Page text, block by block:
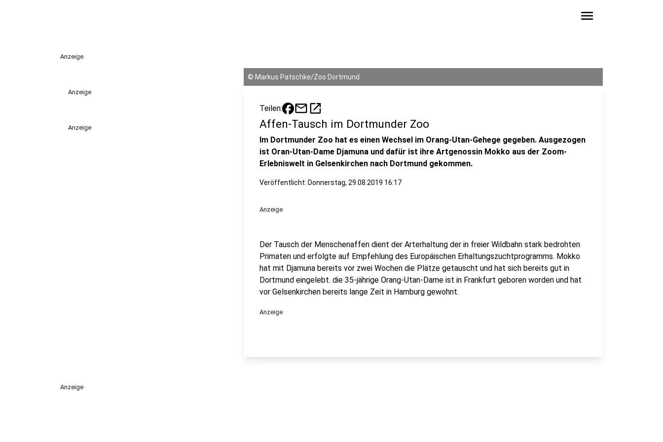
menu
Anzeige
Anzeige
Anzeige
© Markus Patschke/Zoo Dortmund
Teilen: mailopen_in_new
Affen-Tausch im Dortmunder Zoo
Im Dortmunder Zoo hat es einen Wechsel im Orang-Utan-Gehege gegeben. Ausgezogen
ist Oran-Utan-Dame Djamuna und dafür ist ihre Artgenossin Mokko aus der Zoom-
Erlebniswelt in Gelsenkirchen nach Dortmund gekommen.
Veröffentlicht: Donnerstag, 29.08.2019 16:17
Anzeige
Der Tausch der Menschenaffen dient der Arterhaltung der in freier Wildbahn stark bedrohten
Primaten und erfolgte auf Empfehlung des Europäischen Erhaltungszuchtprogramms. Mokko
hat mit Djamuna bereits vor zwei Wochen die Plätze getauscht und hat sich bereits gut in
Dortmund eingelebt. die 35-jährige Orang-Utan-Dame ist in Frankfurt geboren worden und hat
vor Gelsenkirchen bereits lange Zeit in Hamburg gewohnt.
Anzeige
Anzeige